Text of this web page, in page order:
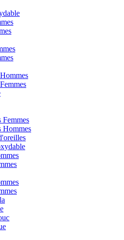
Femmes
Hommes